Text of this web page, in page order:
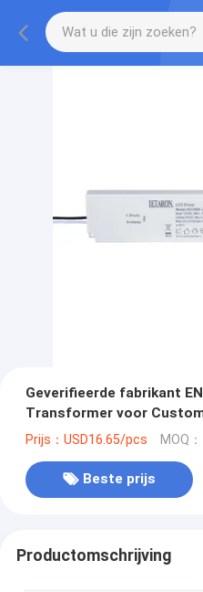
Geverifieerde fabrikant
Transformer voor
Dimmable LED Driver
Prijs：USD16.65/pcs MOQ
Beste prijs
Productomschrijving